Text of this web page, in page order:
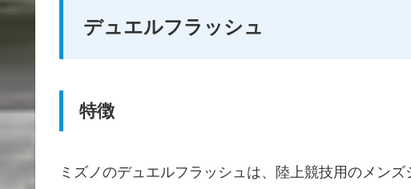
スでなければ、気にする必要もないのか...
デュエルフラッシュ
特徴
ミズノのデュエルフラッシュは、陸上競技用のメン